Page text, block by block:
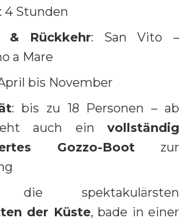
: 4 Stunden
& Rückkehr: San Vito –
a Mare
bis November
: bis zu 18 Personen – ab
auch ein vollständig
Gozzo-Boot zur
die spektakulärsten
der Küste, bade in einer